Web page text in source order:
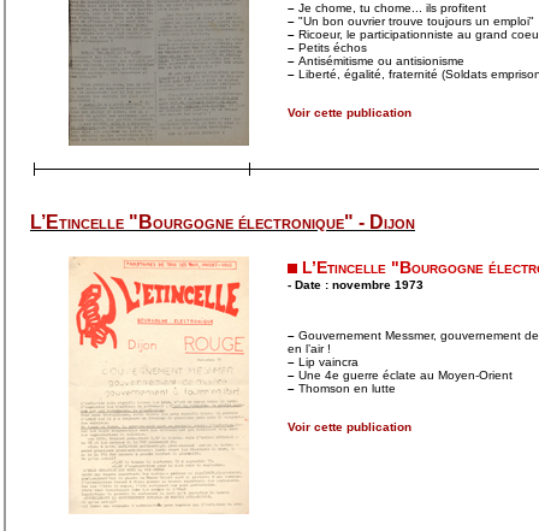
– Je chome, tu chome... ils profitent
– "Un bon ouvrier trouve toujours un emploi"
– Ricoeur, le participationniste au grand
– Petits échos
– Antisémitisme ou antisionisme
– Liberté, égalité, fraternité (Soldats
Voir cette publication
L’Etincelle "Bourgogne électronique" - Dijon
L’Etincelle "Bourgogne
- Date : novembre 1973
– Gouvernement Messmer, gouvernement
en l’air !
– Lip vaincra
– Une 4e guerre éclate au Moyen-Orient
– Thomson en lutte
Voir cette publication